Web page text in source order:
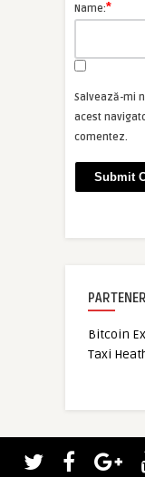
Name:*
Salvează-mi
acest
comentez.
PARTENERI
Bitcoin
Taxi